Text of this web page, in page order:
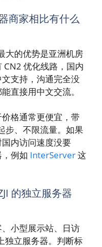
商家相比有什么
大的优势是亚洲机房
优化线路，国内
支持，沟通完全没
直接用中文交流。
格通常更便宜，带
步、不限流量。如果
内访问速度没要
例如 InterServer这
的独立服务器
小型展示站、日访
独立服务器。判断标